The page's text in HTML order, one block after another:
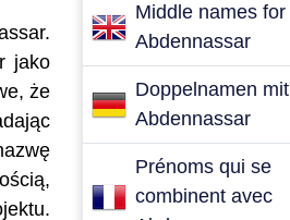
jako
że
Middle names for
Abdennassar
Doppelnamen mit
Abdennassar
Prénoms qui se
combinent avec